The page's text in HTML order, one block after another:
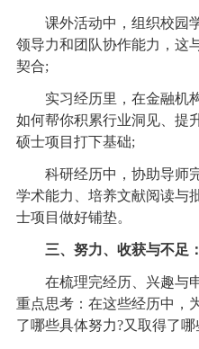
课外活动中，组织校园学
领导力和团队协作能力，这
契合;
实习经历里，在金融机构
如何帮你积累行业洞见、提
硕士项目打下基础;
科研经历中，协助导师完
学术能力、培养文献阅读与
士项目做好铺垫。
三、努力、收获与不足
在梳理完经历、兴趣与申
重点思考：在这些经历中，
了哪些具体努力?又取得了哪